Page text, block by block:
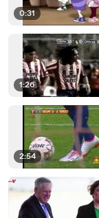
0:31
1:26
2:54